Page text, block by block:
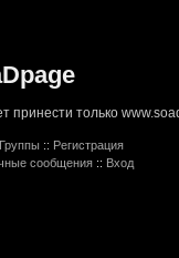
принести только
Группы :: Регистрация
сообщения :: Вход